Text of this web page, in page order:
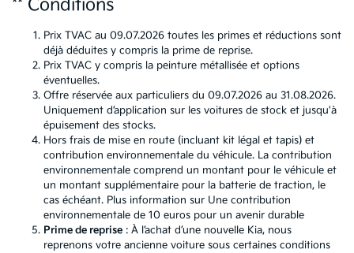
** Conditions
Prix TVAC au 09.07.2026 toutes les primes et réductions sont
déjà déduites y compris la prime de reprise.
Prix TVAC y compris la peinture métallisée et options
éventuelles.
Offre réservée aux particuliers du 09.07.2026 au 31.08.2026.
Uniquement d’application sur les voitures de stock et jusqu'à
épuisement des stocks.
Hors frais de mise en route (incluant kit légal et tapis) et
contribution environnementale du véhicule. La contribution
environnementale comprend un montant pour le véhicule et
un montant supplémentaire pour la batterie de traction, le
cas échéant. Plus information sur Une contribution
environnementale de 10 euros pour un avenir durable
Prime de reprise : À l’achat d’une nouvelle Kia, nous
reprenons votre ancienne voiture sous certaines conditions